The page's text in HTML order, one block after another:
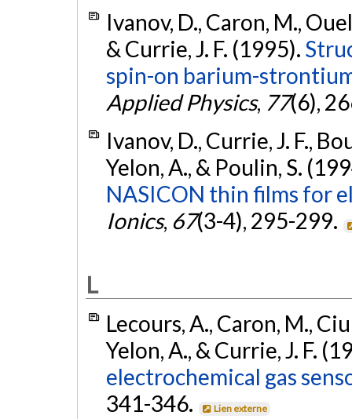
Ivanov, D., Caron, M.,
& Currie, J. F. (1995).
spin-on barium-
Applied Physics, 77(6),
Ivanov, D., Currie, J. F.,
Yelon, A., & Poulin, S.
NASICON thin films for
Ionics, 67(3-4), 295-299.
L
Lecours, A., Caron, M.,
Yelon, A., & Currie, J. F.
electrochemical gas
341-346.
Lien externe